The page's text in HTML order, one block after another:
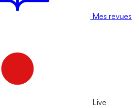
Mes revues
Live